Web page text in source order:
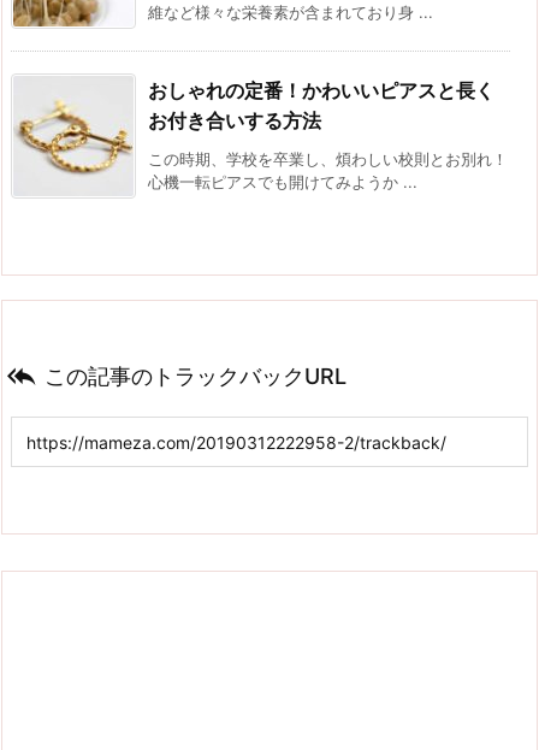
維など様々な栄養素が含まれており身 ...
おしゃれの定番！かわいいピアスと長く
お付き合いする方法
この時期、学校を卒業し、煩わしい校則とお別れ！
心機一転ピアスでも開けてみようか ...
 この記事のトラックバックURL